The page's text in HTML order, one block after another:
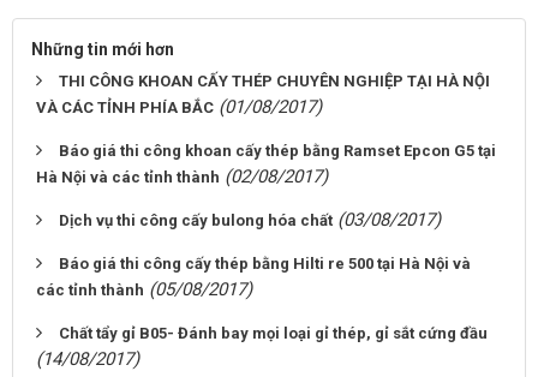
Những tin mới hơn
THI CÔNG KHOAN CẤY THÉP CHUYÊN NGHIỆP TẠI HÀ NỘI
VÀ CÁC TỈNH PHÍA BẮC (01/08/2017)
Báo giá thi công khoan cấy thép bằng Ramset Epcon G5 tại
Hà Nội và các tỉnh thành (02/08/2017)
Dịch vụ thi công cấy bulong hóa chất (03/08/2017)
Báo giá thi công cấy thép bằng Hilti re 500 tại Hà Nội và
các tỉnh thành (05/08/2017)
Chất tẩy gỉ B05- Đánh bay mọi loại gỉ thép, gỉ sắt cứng đầu
(14/08/2017)